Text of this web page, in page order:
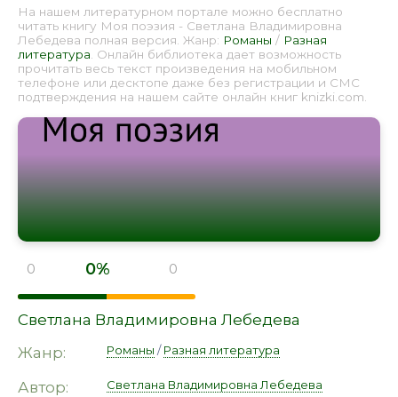
На нашем литературном портале можно бесплатно
читать книгу Моя поэзия - Светлана Владимировна
Лебедева полная версия. Жанр: Романы / Разная
литература . Онлайн библиотека дает возможность
прочитать весь текст произведения на мобильном
телефоне или десктопе даже без регистрации и СМС
подтверждения на нашем сайте онлайн книг knizki.com.
0 0% 0
Светлана Владимировна Лебедева
Жанр:
Романы /Разная литература
Автор: Светлана Владимировна Лебедева